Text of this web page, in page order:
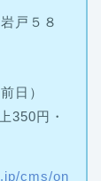
戸５８
日）
350円・
cms/on